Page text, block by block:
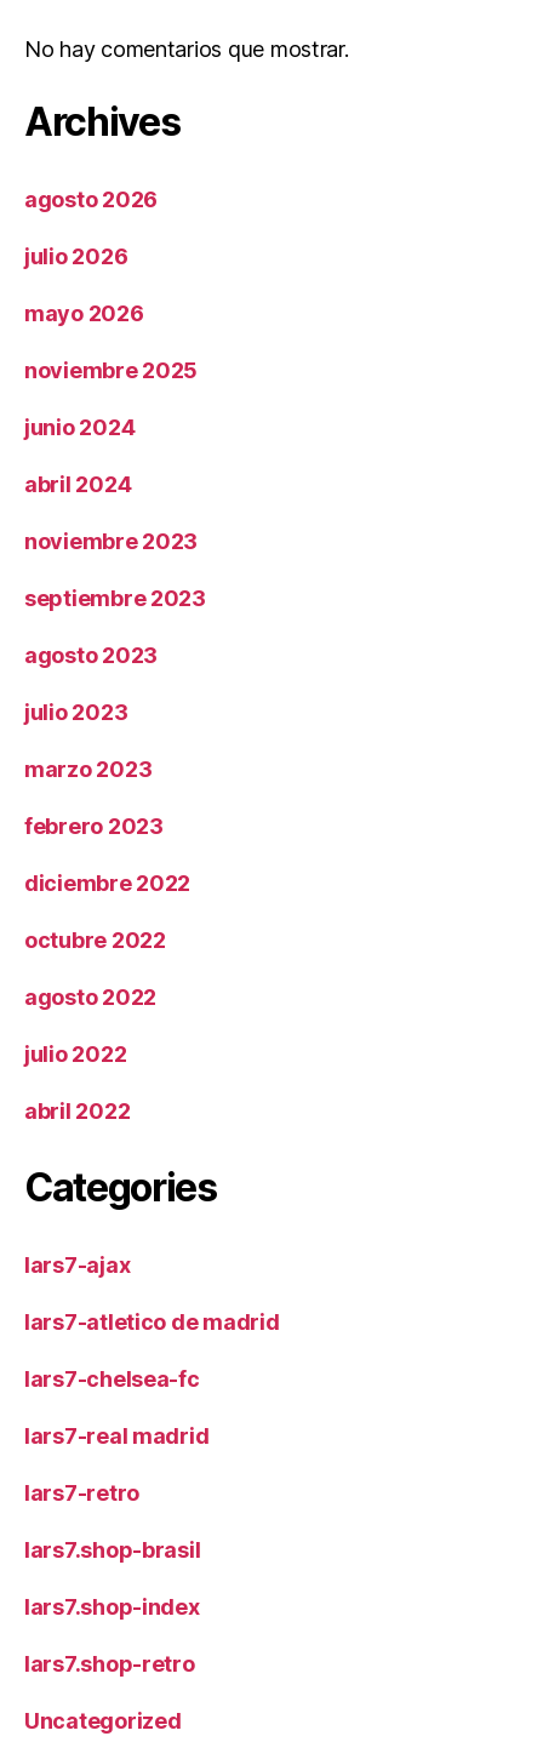
No hay comentarios que mostrar.
Archives
agosto 2026
julio 2026
mayo 2026
noviembre 2025
junio 2024
abril 2024
noviembre 2023
septiembre 2023
agosto 2023
julio 2023
marzo 2023
febrero 2023
diciembre 2022
octubre 2022
agosto 2022
julio 2022
abril 2022
Categories
lars7-ajax
lars7-atletico de madrid
lars7-chelsea-fc
lars7-real madrid
lars7-retro
lars7.shop-brasil
lars7.shop-index
lars7.shop-retro
Uncategorized